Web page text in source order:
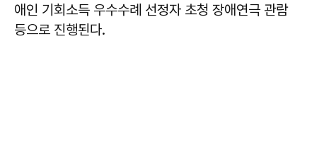
애인 기회소득 우수수례 선정자 초청 장애연극 관람
등으로 진행된다.